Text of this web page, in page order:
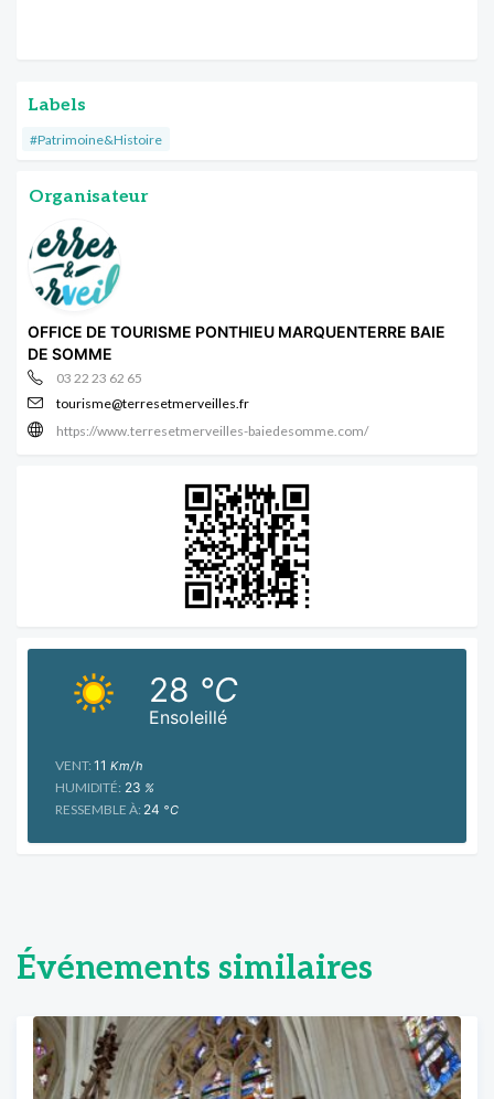
Labels
#Patrimoine&Histoire
Organisateur
OFFICE DE TOURISME PONTHIEU MARQUENTERRE BAIE
DE SOMME
03 22 23 62 65
tourisme@terresetmerveilles.fr
https://www.terresetmerveilles-baiedesomme.com/
Ensoleillé
28 °C
VENT: 11 Km/h
HUMIDITÉ: 23 %
RESSEMBLE À: 24 °C
Événements similaires